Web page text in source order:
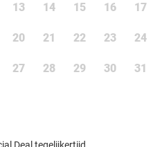
13 14 15 16 17
20 21 22 23 24
27 28 29 30 31